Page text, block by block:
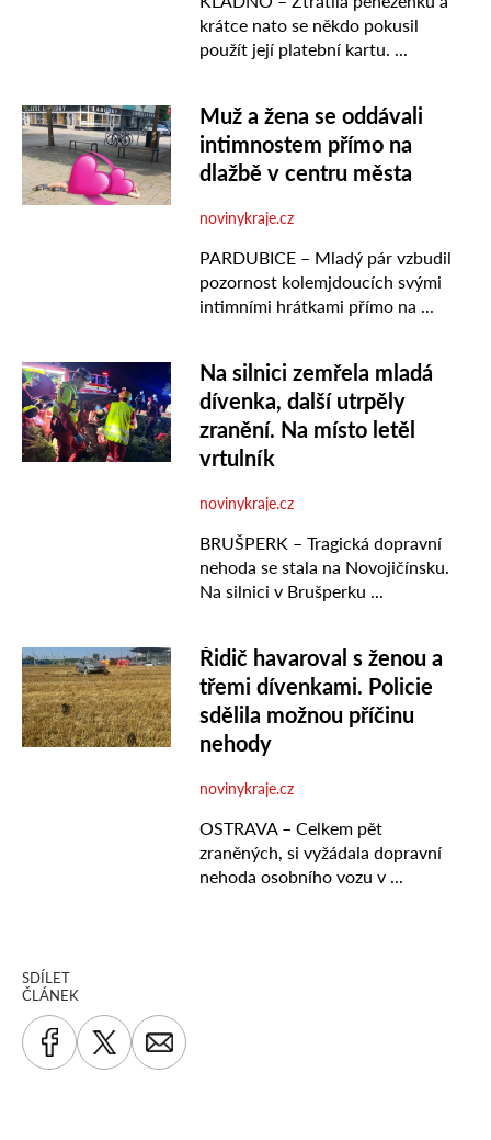
SDÍLET
ČLÁNEK